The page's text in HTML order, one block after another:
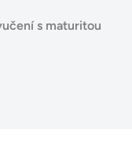
s maturitou